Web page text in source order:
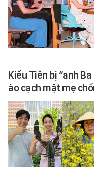
Kiều Tiên bị “anh
ào cạch mặt mẹ